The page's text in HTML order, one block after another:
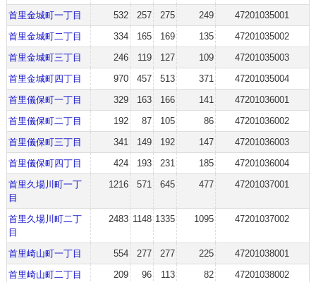
首里金城町一丁目
532 257 275 249
47201035001
首里金城町二丁目
334 165 169 135
47201035002
首里金城町三丁目
246 119 127 109
47201035003
首里金城町四丁目
970 457 513 371
47201035004
首里儀保町一丁目
329 163 166 141
47201036001
首里儀保町二丁目
192 87 105 86
47201036002
首里儀保町三丁目
341 149 192 147
47201036003
首里儀保町四丁目
424 193 231 185
47201036004
首里久場川町一丁
目
1216 571 645 477 47201037001
首里久場川町二丁
目
2483 1148 1335 1095 47201037002
首里崎山町一丁目 554 277 277 225
47201038001
首里崎山町二丁目
209 96 113 82
47201038002